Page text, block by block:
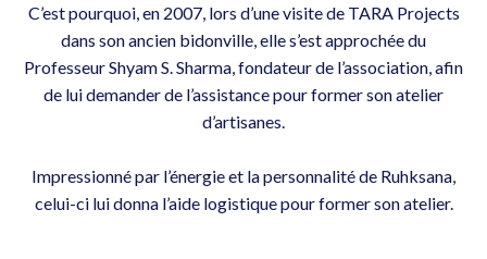
C’est pourquoi, en 2007, lors d’une visite de TARA Projects
dans son ancien bidonville, elle s’est approchée du
Professeur Shyam S. Sharma, fondateur de l’association, afin
de lui demander de l’assistance pour former son atelier
d’artisanes.
Impressionné par l’énergie et la personnalité de Ruhksana,
celui-ci lui donna l’aide logistique pour former son atelier.